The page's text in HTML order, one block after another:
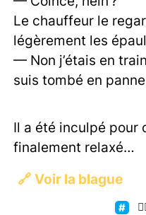
Le chauffeur le
légèrement les
— Non j’étais en
suis tombé en panne
Il a été inculpé pour
finalement relaxé…
🔗 Voir la blague